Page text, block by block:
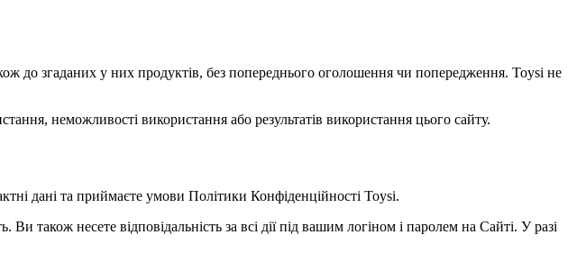
до згаданих у них продуктів, без попереднього оголошення чи попередження. Toysi не
неможливості використання або результатів використання цього сайту.
дані та приймаєте умови Політики Конфіденційності Toysi.
Ви також несете відповідальність за всі дії під вашим логіном і паролем на Сайті. У разі